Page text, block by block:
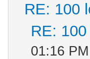
RE: 100
RE:
01:16 PM